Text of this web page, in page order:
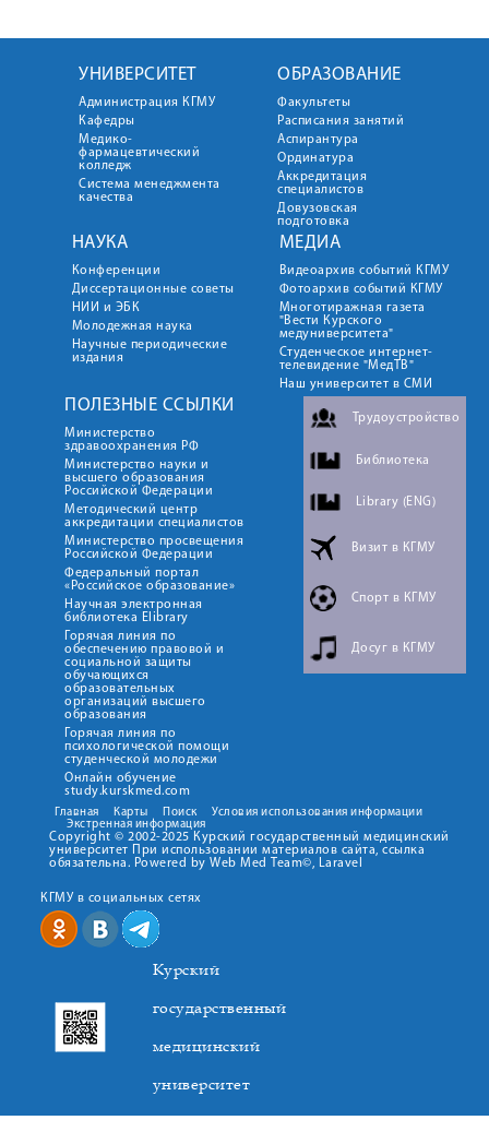
УНИВЕРСИТЕТ
Администрация КГМУ
Кафедры
Медико-
фармацевтический
колледж
Система менеджмента
качества
ОБРАЗОВАНИЕ
Факультеты
Расписания занятий
Аспирантура
Ординатура
Аккредитация
специалистов
Довузовская
подготовка
НАУКА
Конференции
Диссертационные советы
НИИ и ЭБК
Молодежная наука
Научные периодические
издания
МЕДИА
Видеоархив событий КГМУ
Фотоархив событий КГМУ
Многотиражная газета
"Вести Курского
медуниверситета"
Студенческое интернет-
телевидение "МедТВ"
Наш университет в СМИ
ПОЛЕЗНЫЕ ССЫЛКИ
Министерство
здравоохранения РФ
Министерство науки и
высшего образования
Российской Федерации
Методический центр
аккредитации специалистов
Министерство просвещения
Российской Федерации
Федеральный портал
«Российское образование»
Научная электронная
библиотека Elibrary
Горячая линия по
обеспечению правовой и
социальной защиты
обучающихся
образовательных
организаций высшего
образования
Горячая линия по
психологической помощи
студенческой молодежи
Онлайн обучение
study.kurskmed.com
Трудоустройство
Библиотека
Library (ENG)
Визит в КГМУ
Спорт в КГМУ
Досуг в КГМУ
Главная Карты Поиск
Условия использования информации
Экстренная информация
Copyright © 2002-2025 Курский государственный медицинский
университет При использовании материалов сайта, ссылка
обязательна. Powered by Web Med Team©, Laravel
КГМУ в социальных сетях
Курский
государственный
медицинский
университет